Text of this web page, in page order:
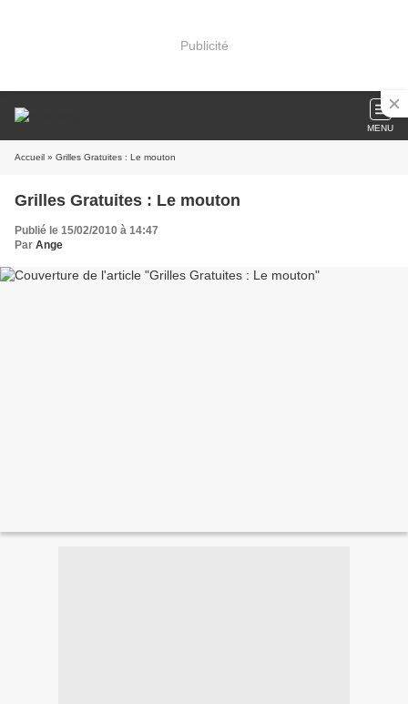
Publicité
MENU
Accueil » Grilles Gratuites : Le mouton
Grilles Gratuites : Le mouton
Publié le 15/02/2010 à 14:47
Par Ange